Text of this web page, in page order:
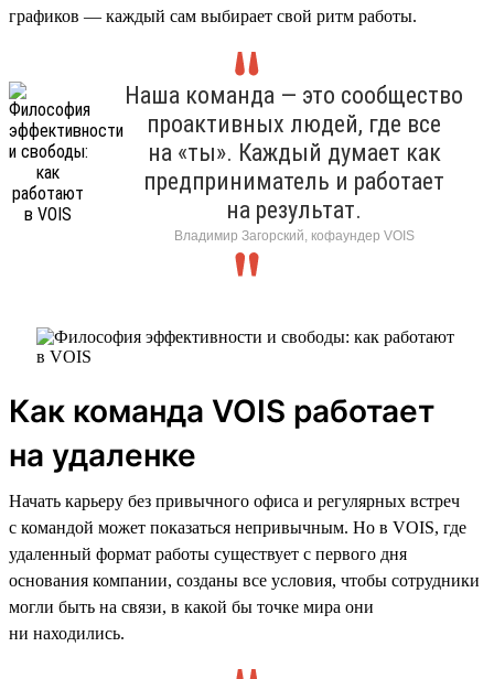
графиков — каждый сам выбирает свой ритм работы.
Наша команда — это сообщество
проактивных людей, где все
на «ты». Каждый думает как
предприниматель и работает
на результат.
Владимир Загорский, кофаундер VOIS
Как команда VOIS работает
на удаленке
Начать карьеру без привычного офиса и регулярных встреч
с командой может показаться непривычным. Но в VOIS, где
удаленный формат работы существует с первого дня
основания компании, созданы все условия, чтобы сотрудники
могли быть на связи, в какой бы точке мира они
ни находились.